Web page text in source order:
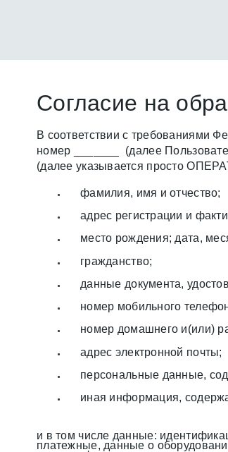
Cогласие на
В соответствии с требованиями
номер _______ (далее
(далее указывается просто
фамилия, имя и отчество;
адрес регистрации и
место рождения; дата,
гражданство;
данные документа,
номер мобильного
номер домашнего и(или)
адрес электронной почты;
персональные данные,
иная информация,
и в том числе данные:
платежные, данные о